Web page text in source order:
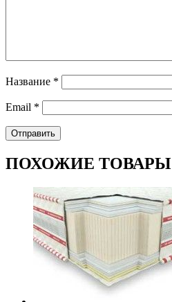
Название *
Email *
ПОХОЖИЕ ТОВАРЫ